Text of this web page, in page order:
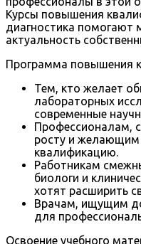
Курсы повышения
диагностика
актуальность
Программа повышения
Тем, кто желает
лабораторных
современные
Профессионалам,
росту и
квалификацию.
Работникам
биологи и
хотят расширить
Врачам, ищущим
для
Освоение учебного